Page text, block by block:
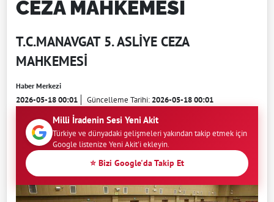
CEZA MAHKEMESİ
T.C.MANAVGAT 5. ASLİYE CEZA
MAHKEMESİ
Haber Merkezi
2026-05-18 00:01 Güncelleme Tarihi:2026-05-18 00:01
Milli İradenin Sesi Yeni Akit
Türkiye ve dünyadaki gelişmeleri yakından takip etmek için
Google listenize Yeni Akit'i ekleyin.
⭐ Bizi Google'da Takip Et